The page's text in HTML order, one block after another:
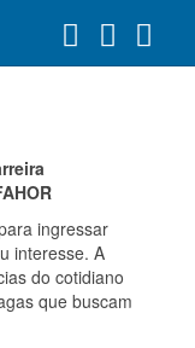
ingressar
interesse. A
do cotidiano
que buscam